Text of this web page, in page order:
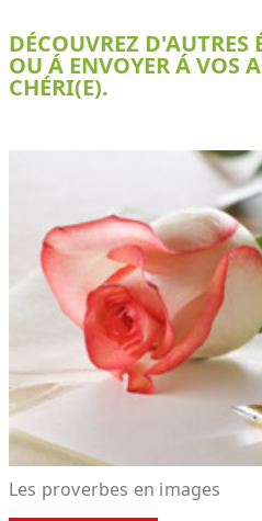
DÉCOUVREZ D'AUTRES
OU Á ENVOYER Á VOS
CHÉRI(E).
Les proverbes en images